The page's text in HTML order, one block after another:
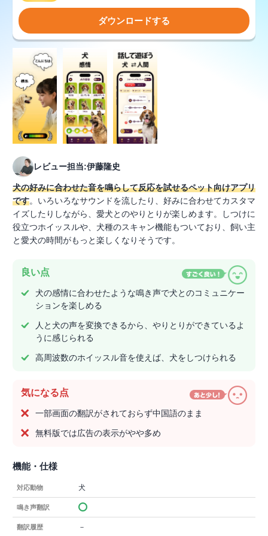
ダウンロードする
レビュー担当:伊藤隆史
犬の好みに合わせた音を鳴らして反応を試せるペット向けアプリ
です。いろいろなサウンドを流したり、好みに合わせてカスタマ
イズしたりしながら、愛犬とのやりとりが楽しめます。しつけに
役立つホイッスルや、犬種のスキャン機能もついており、飼い主
と愛犬の時間がもっと楽しくなりそうです。
良い点
犬の感情に合わせたような鳴き声で犬とのコミュニケー
ションを楽しめる
人と犬の声を変換できるから、やりとりができているよ
うに感じられる
高周波数のホイッスル音を使えば、犬をしつけられる
気になる点
一部画面の翻訳がされておらず中国語のまま
無料版では広告の表示がやや多め
機能・仕様
対応動物 犬
鳴き声翻訳
翻訳履歴 －